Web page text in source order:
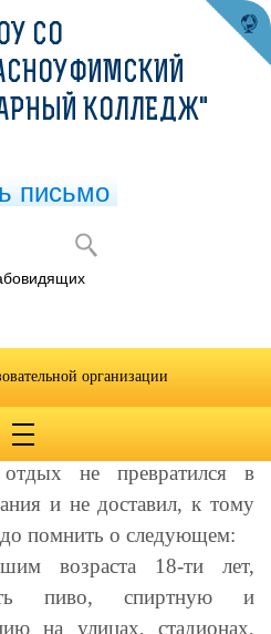
правонарушения
годы,
Много свободного
с друзьями, прогулки.
не превратился в
и не доставил, к тому
помнить о следующем:
возраста 18-ти лет,
пиво, спиртную и
на улицах, стадионах,
СО
КОЛЛЕДЖ"
письмо
организации